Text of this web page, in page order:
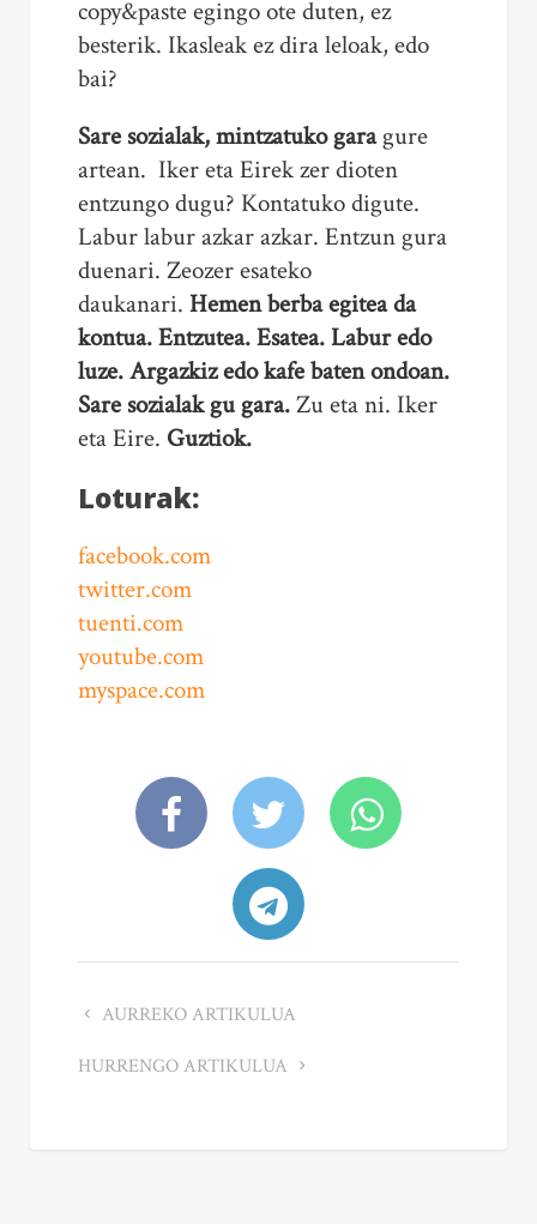
copy&paste egingo ote duten, ez
besterik. Ikasleak ez dira leloak, edo
bai?
Sare sozialak, mintzatuko garagure
artean. Iker eta Eirek zer dioten
entzungo dugu? Kontatuko digute.
Labur labur azkar azkar. Entzun gura
duenari. Zeozer esateko
daukanari. Hemen berba egitea da
kontua. Entzutea. Esatea. Labur edo
luze. Argazkiz edo kafe baten ondoan.
Sare sozialak gu gara.Zu eta ni. Iker
eta Eire. Guztiok.
Loturak:
facebook.com
twitter.com
tuenti.com
youtube.com
myspace.com
AURREKO ARTIKULUA
HURRENGO ARTIKULUA